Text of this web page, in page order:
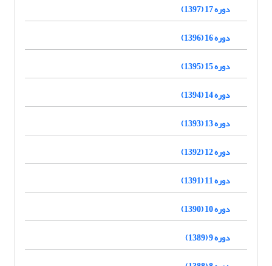
دوره 17 (1397)
دوره 16 (1396)
دوره 15 (1395)
دوره 14 (1394)
دوره 13 (1393)
دوره 12 (1392)
دوره 11 (1391)
دوره 10 (1390)
دوره 9 (1389)